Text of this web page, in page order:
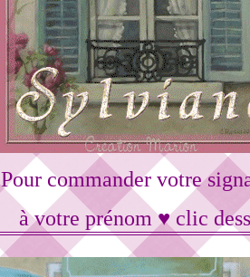
Pour commander votre
à votre prénom ♥ clic